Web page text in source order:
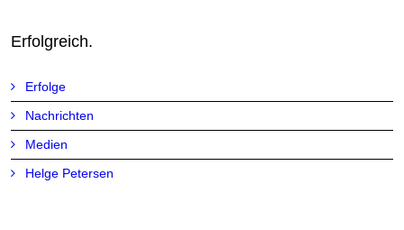
Erfolgreich.
Erfolge
Nachrichten
Medien
Helge Petersen